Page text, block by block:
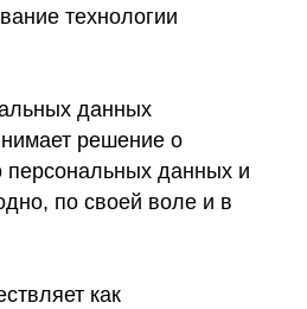
технологии
данных
решение о
персональных данных и
по своей воле и в
как